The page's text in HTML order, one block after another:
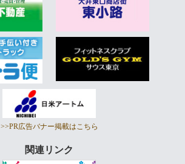
>>PR広告バナー掲載はこちら
関連リンク